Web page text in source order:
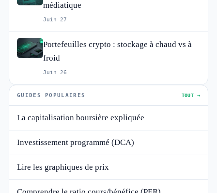
médiatique
Juin 27
Portefeuilles crypto : stockage à chaud vs à
froid
Juin 26
GUIDES POPULAIRES TOUT →
La capitalisation boursière expliquée
Investissement programmé (DCA)
Lire les graphiques de prix